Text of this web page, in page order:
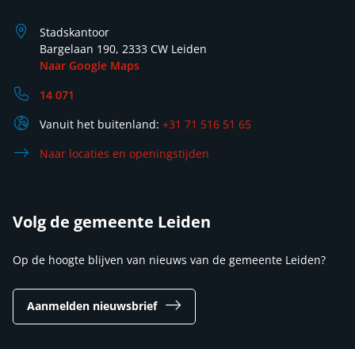
Stadskantoor
Bargelaan 190, 2333 CW Leiden
Naar Google Maps
14 071
Vanuit het buitenland: +31 71 516 51 65
Naar locaties en openingstijden
Volg de gemeente Leiden
Op de hoogte blijven van nieuws van de gemeente Leiden?
Aanmelden nieuwsbrief